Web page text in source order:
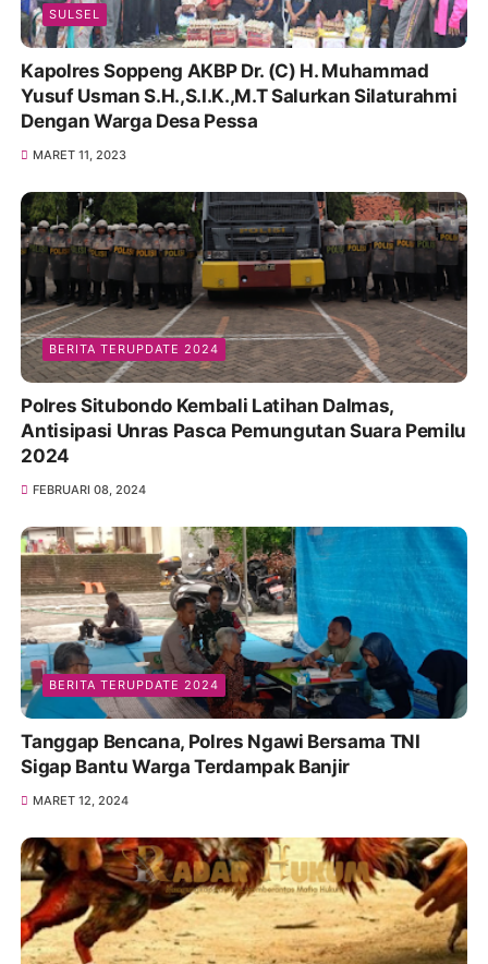
SULSEL
Kapolres Soppeng AKBP Dr. (C) H. Muhammad
Yusuf Usman S.H.,S.I.K.,M.T Salurkan Silaturahmi
Dengan Warga Desa Pessa
MARET 11, 2023
BERITA TERUPDATE 2024
Polres Situbondo Kembali Latihan Dalmas,
Antisipasi Unras Pasca Pemungutan Suara Pemilu
2024
FEBRUARI 08, 2024
BERITA TERUPDATE 2024
Tanggap Bencana, Polres Ngawi Bersama TNI
Sigap Bantu Warga Terdampak Banjir
MARET 12, 2024